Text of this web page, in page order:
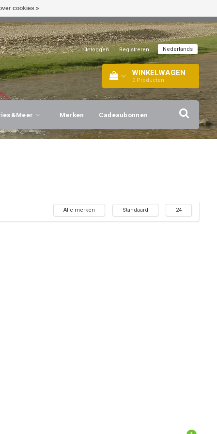
Inloggen | Registreren Nederlands
WINKELWAGEN
0 Producten
Merken Cadeaubonnen
Alle merken Standaard 24
cookies »